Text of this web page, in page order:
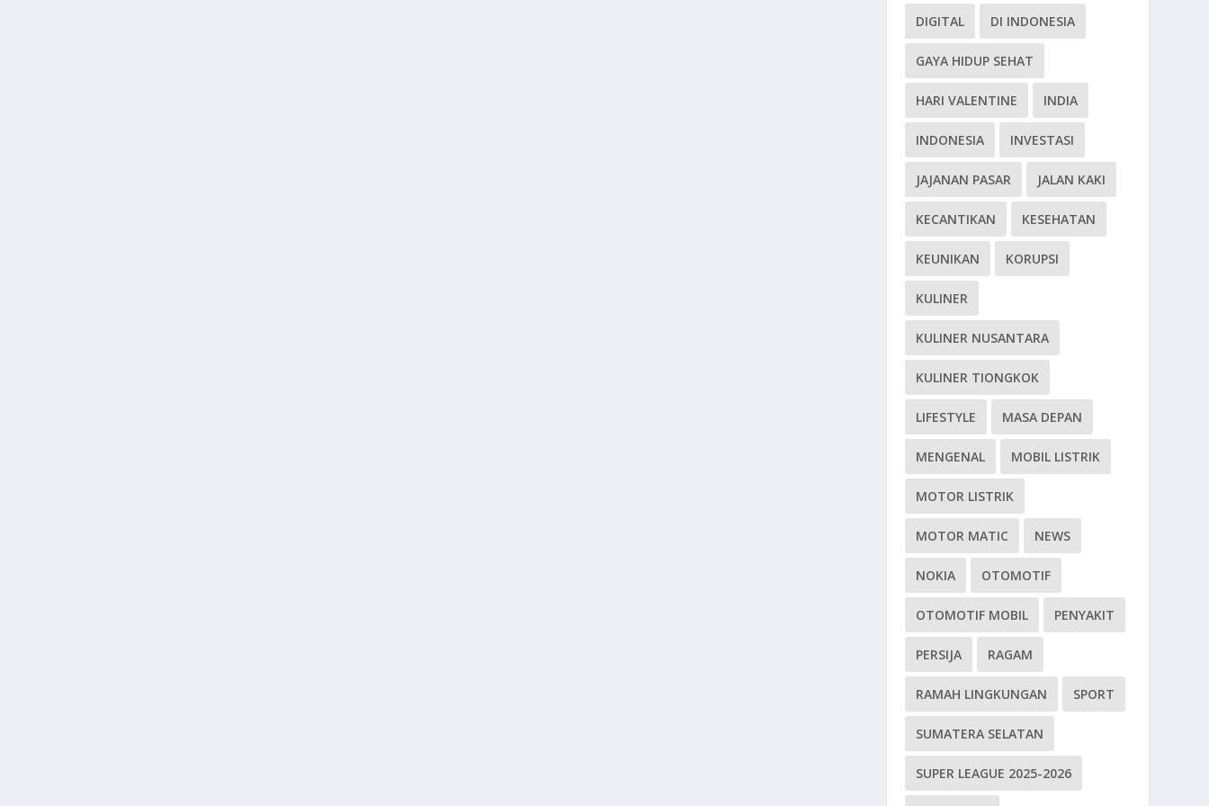
DIGITAL DI INDONESIA
GAYA HIDUP SEHAT
HARI VALENTINE INDIA
INDONESIA INVESTASI
JAJANAN PASAR JALAN KAKI
KECANTIKAN KESEHATAN
KEUNIKAN KORUPSI
KULINER
KULINER NUSANTARA
KULINER TIONGKOK
LIFESTYLE MASA DEPAN
MENGENAL MOBIL LISTRIK
MOTOR LISTRIK
MOTOR MATIC NEWS
NOKIA OTOMOTIF
OTOMOTIF MOBIL PENYAKIT
PERSIJA RAGAM
RAMAH LINGKUNGAN SPORT
SUMATERA SELATAN
SUPER LEAGUE 2025-2026